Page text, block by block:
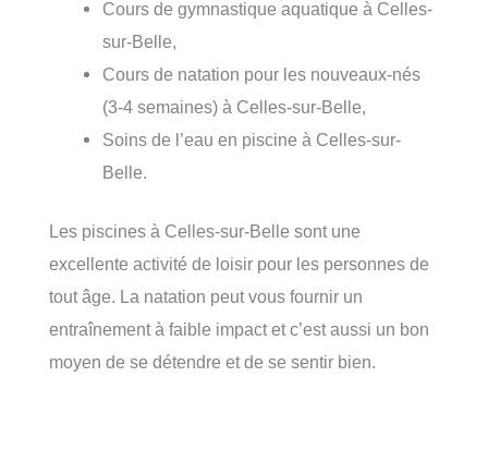
Cours de gymnastique aquatique à Celles-
sur-Belle,
Cours de natation pour les nouveaux-nés
(3-4 semaines) à Celles-sur-Belle,
Soins de l’eau en piscine à Celles-sur-
Belle.
Les piscines à Celles-sur-Belle sont une
excellente activité de loisir pour les personnes de
tout âge. La natation peut vous fournir un
entraînement à faible impact et c’est aussi un bon
moyen de se détendre et de se sentir bien.